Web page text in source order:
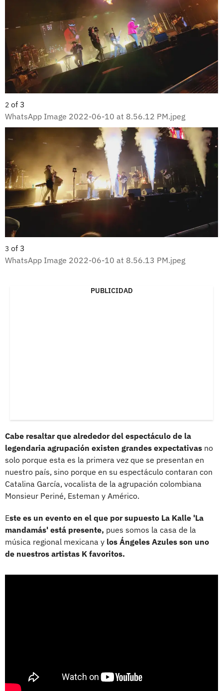
2 of 3
WhatsApp Image 2022-06-10 at 8.56.12 PM.jpeg
3 of 3
WhatsApp Image 2022-06-10 at 8.56.13 PM.jpeg
PUBLICIDAD
Cabe resaltar que alrededor del espectáculo de la
legendaria agrupación existen grandes expectativas no
solo porque esta es la primera vez que se presentan en
nuestro país, sino porque en su espectáculo contaran con
Catalina García, vocalista de la agrupación colombiana
Monsieur Periné, Esteman y Américo.
Este es un evento en el que por supuesto La Kalle 'La
mandamás' está presente, pues somos la casa de la
música regional mexicana y los Ángeles Azules son uno
de nuestros artistas K favoritos.